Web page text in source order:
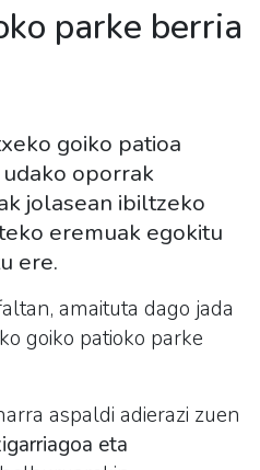
parke berria
goiko patioa
oporrak
jolasean ibiltzeko
eremuak egokitu
ere.
amaituta dago jada
goiko patioko parke
aspaldi adierazi zuen
eta